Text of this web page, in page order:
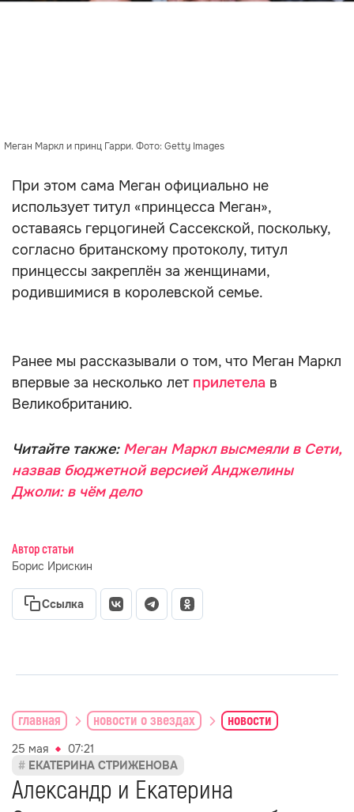
Меган Маркл и принц Гарри. Фото: Getty Images
При этом сама Меган официально не
использует титул «принцесса Меган»,
оставаясь герцогиней Сассекской, поскольку,
согласно британскому протоколу, титул
принцессы закреплён за женщинами,
родившимися в королевской семье.
Ранее мы рассказывали о том, что Меган Маркл
впервые за несколько лет прилетела в
Великобританию.
Читайте также: Меган Маркл высмеяли в Сети,
назвав бюджетной версией Анджелины
Джоли: в чём дело
Автор статьи
Борис Ирискин
Ссылка
главная новости о звездах новости
25 мая
07:21
ЕКАТЕРИНА СТРИЖЕНОВА
Александр и Екатерина